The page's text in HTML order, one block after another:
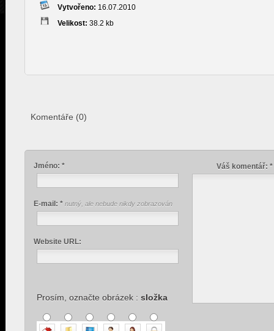
Vytvořeno: 16.07.2010
Velikost: 38.2 kb
Komentáře (0)
Váš komentář: *
Jméno: *
E-mail: * nutný, ale nebude nikdy zobrazován
Website URL:
Prosím, označte obrázek : složka